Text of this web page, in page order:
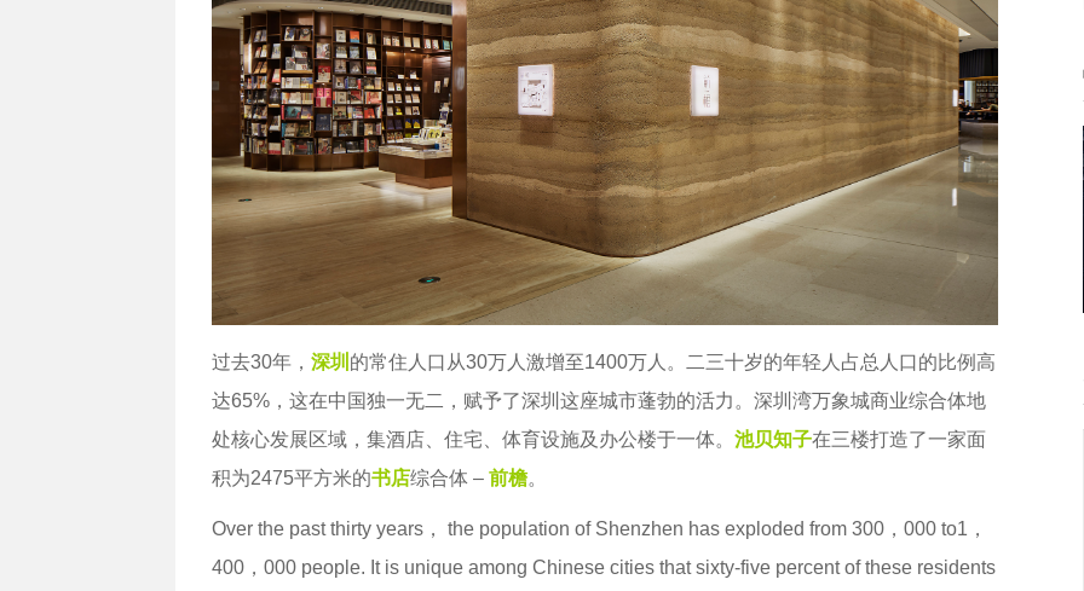
过去30年， 深圳 的常住人口从30万人激增至1400万人。二三十岁的年轻人占总人口的比例高
达65%，这在中国独一无二，赋予了深圳这座城市蓬勃的活力。深圳湾万象城商业综合体地
处核心发展区域，集酒店、住宅、体育设施及办公楼于一体。 池贝知子在三楼打造了一家面
积为2475平方米的书店综合体 – 前檐。
Over the past thirty years， the population of Shenzhen has exploded from 300，000 to1，
400，000 people. It is unique among Chinese cities that sixty-five percent of these residents